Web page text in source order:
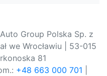
Auto Group Polska Sp. z
we Wrocławiu | 53-015
81
+48 663 000 701